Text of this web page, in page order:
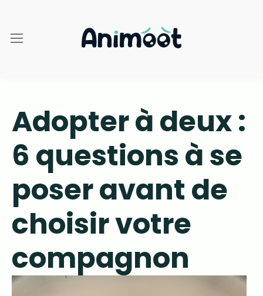
Adopter à deux :
6 questions à se
poser avant de
choisir votre
compagnon